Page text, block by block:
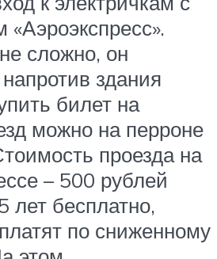
«Аэроэкспресс».
сложно, он
здания
билет на
можно на перроне
проезда на
– 500 рублей
лет бесплатно,
по сниженному